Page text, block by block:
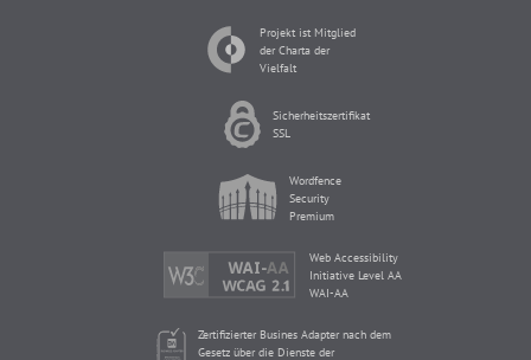
Projekt ist Mitglied
der Charta der
Vielfalt
Sicherheitszertifikat
SSL
Wordfence
Security
Premium
Web Accessibility
Initiative Level AA
WAI-AA
Zertifizierter Busines Adapter nach dem
Gesetz über die Dienste der